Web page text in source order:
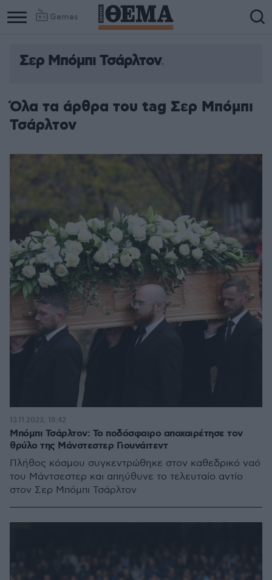
Games
Σερ Μπόμπι Τσάρλτον
Όλα τα άρθρα του tag Σερ Μπόμπι
Τσάρλτον
Μπόμπι Τσάρλτον: Το ποδόσφαιρο αποχαιρέτησε τον
θρύλο της Μάνστεστερ Γιουνάιτεντ
Πλήθος κόσμου συγκεντρώθηκε στον καθεδρικό ναό
του Μάντσεστερ και απηύθυνε το τελευταίο αντίο
στον Σερ Μπόμπι Τσάρλτον
13.11.2023, 18:42